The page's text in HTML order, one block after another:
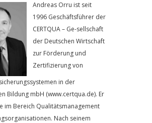
Andreas Orru ist seit
1996 Geschäftsführer der
CERTQUA – Ge-sellschaft
der Deutschen Wirtschaft
zur Förderung und
Zertifizierung von
in der
Bildung mbH (www.certqua.de). Er
im Bereich Qualitätsmanagement
Nach seinem